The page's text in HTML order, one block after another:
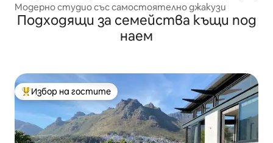
Модерно студио със самостоятелно джакузи
Подходящи за семейства къщи под
наем
Най-популярен избор на гостите
Избор на гостите